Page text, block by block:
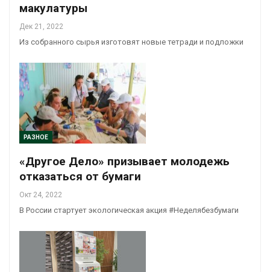
макулатуры
Дек 21, 2022
Из собранного сырья изготовят новые тетради и подложки
РАЗНОЕ
«Другое Дело» призывает молодежь
отказаться от бумаги
Окт 24, 2022
В России стартует экологическая акция #Неделябезбумаги